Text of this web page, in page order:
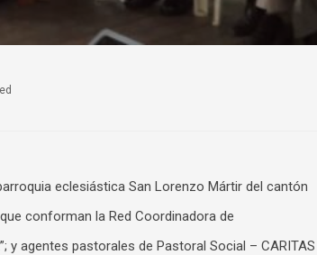
eclesiástica San Lorenzo Mártir del cantón
conforman la Red Coordinadora de
y agentes pastorales de Pastoral Social – CARITAS